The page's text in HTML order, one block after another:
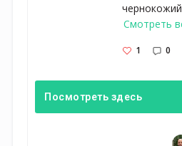
Смотреть
1 0
Посмотреть здесь